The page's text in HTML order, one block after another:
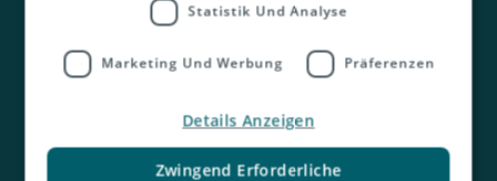
Kontakt
Statistik Und Analyse
Marketing Und Werbung Präferenzen
Zwingend Erforderliche
Details Anzeigen